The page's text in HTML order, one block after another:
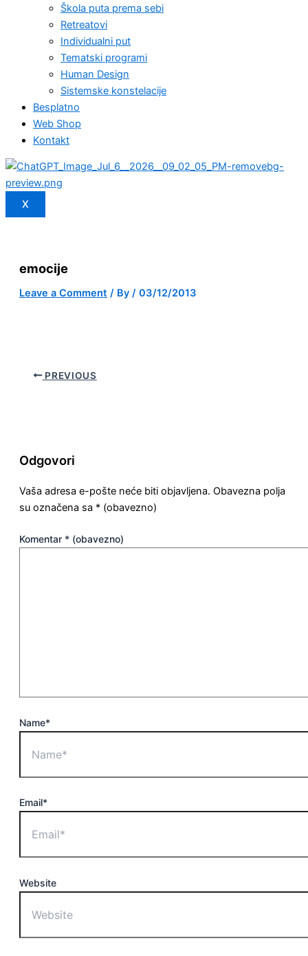
Škola puta prema sebi
Retreatovi
Individualni put
Tematski programi
Human Design
Sistemske konstelacije
Besplatno
Web Shop
Kontakt
X
emocije
Leave a Comment / By / 03/12/2013
PREVIOUS
Odgovori
Vaša adresa e-pošte neće biti objavljena. Obavezna polja
su označena sa * (obavezno)
Komentar * (obavezno)
Name*
Email*
Website